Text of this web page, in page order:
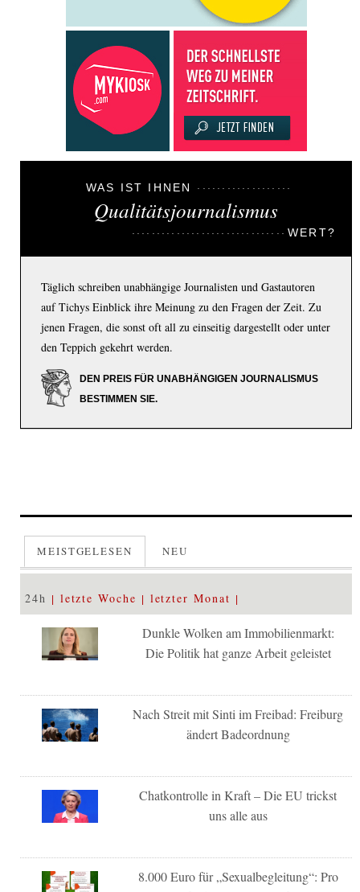
WAS IST IHNEN
Qualitätsjournalismus
WERT?
Täglich schreiben unabhängige Journalisten und Gastautoren
auf Tichys Einblick ihre Meinung zu den Fragen der Zeit. Zu
jenen Fragen, die sonst oft all zu einseitig dargestellt oder unter
den Teppich gekehrt werden.
DEN PREIS FÜR UNABHÄNGIGEN JOURNALISMUS
BESTIMMEN SIE.
MEISTGELESEN NEU
24h letzte Woche letzter Monat
Dunkle Wolken am Immobilienmarkt:
Die Politik hat ganze Arbeit geleistet
Nach Streit mit Sinti im Freibad: Freiburg
ändert Badeordnung
Chatkontrolle in Kraft – Die EU trickst
uns alle aus
8.000 Euro für „Sexualbegleitung“: Pro